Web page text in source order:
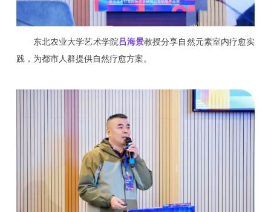
东北农业大学艺术学院吕海景教授分享自然元素室内疗愈实
践，为都市人群提供自然疗愈方案。